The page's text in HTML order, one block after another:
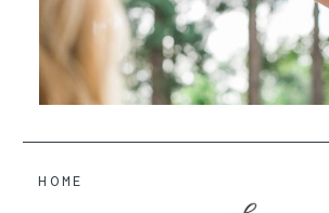
HOME
REPORTAGEN
KONTAKT